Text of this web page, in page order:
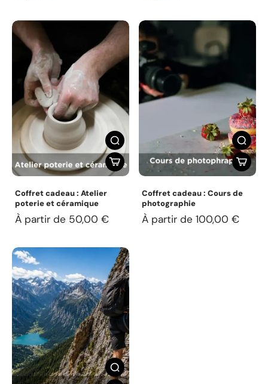
Coffret cadeau : Atelier
poterie et céramique
À partir de 50,00 €
Coffret cadeau : Cours de
photographie
À partir de 100,00 €